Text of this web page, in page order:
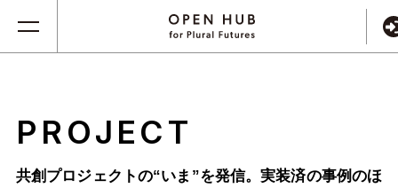
PROJECT
共創プロジェクトの“いま”を発信。実装済の事例のほ